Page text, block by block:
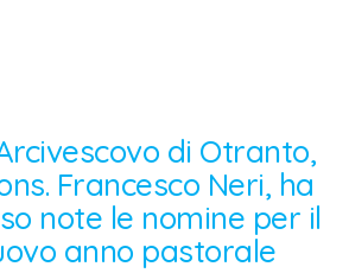
di Otranto,
Francesco Neri, ha
note le nomine per il
anno pastorale